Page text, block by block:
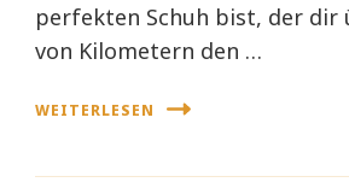
perfekten Schuh bist, der dir
von Kilometern den …
WEITERLESEN